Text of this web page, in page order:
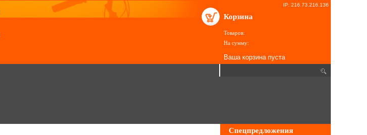
IP: 216.73.216.136
Корзина
Товаров:
На сумму:
Ваша корзина пуста
Спецпредложения